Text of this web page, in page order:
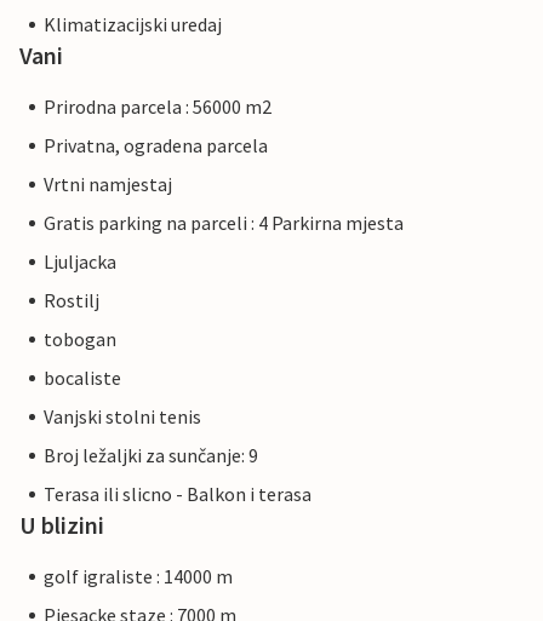
Klimatizacijski uredaj
Vani
Prirodna parcela : 56000 m2
Privatna, ogradena parcela
Vrtni namjestaj
Gratis parking na parceli : 4 Parkirna mjesta
Ljuljacka
Rostilj
tobogan
bocaliste
Vanjski stolni tenis
Broj ležaljki za sunčanje: 9
Terasa ili slicno - Balkon i terasa
U blizini
golf igraliste : 14000 m
Pjesacke staze : 7000 m